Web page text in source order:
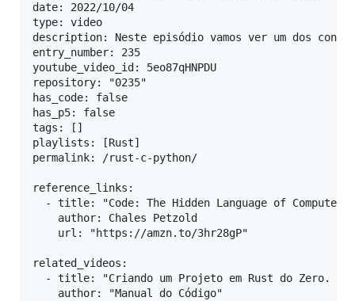
date: 2022/10/04
type: video
description: Neste episódio vamos ver um dos
entry_number: 235
youtube_video_id: 5eo87qHNPDU
repository: "0235"
has_code: false
has_p5: false
tags: []
playlists: [Rust]
permalink: /rust-c-python/
reference_links:
- title: "Code: The Hidden Language of Computer
    author: Chales Petzold
    url: "https://amzn.to/3hr28gP"
related_videos:
- title: "Criando um Projeto em Rust do Zero.
    author: "Manual do Código"